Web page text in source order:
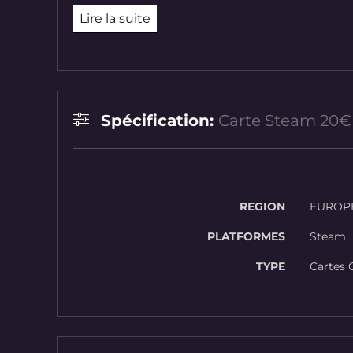
Lire la suite
Spécification: Carte Steam 20€
REGION
PLATFORMES Steam
TYPE Cartes